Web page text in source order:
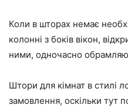
Коли в шторах немає
колонні з боків вікон,
ними, одночасно
Штори для кімнат в стилі
замовлення, оскільки тут